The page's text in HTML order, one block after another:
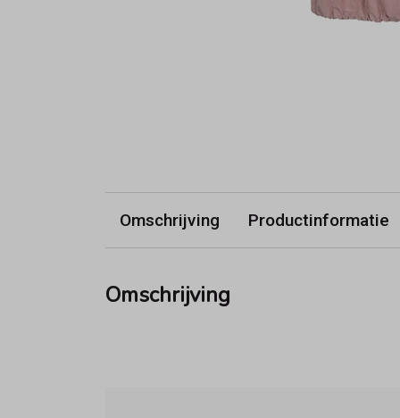
Omschrijving Productinformatie
Omschrijving